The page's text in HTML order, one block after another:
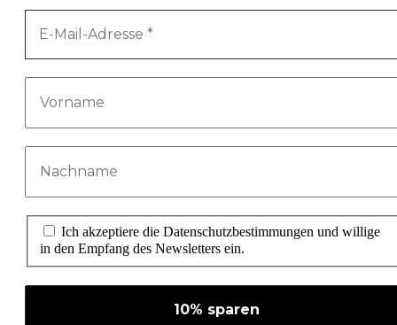
Ich akzeptiere die Datenschutzbestimmungen und willige
in den Empfang des Newsletters ein.